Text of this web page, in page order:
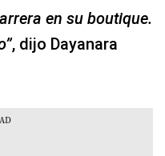
en su boutique.
, dijo Dayanara